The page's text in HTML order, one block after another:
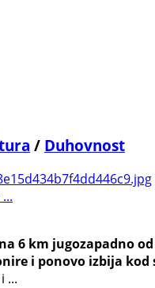
/ Duhovnost
6 km jugozapadno
i ponovo izbija kod
...